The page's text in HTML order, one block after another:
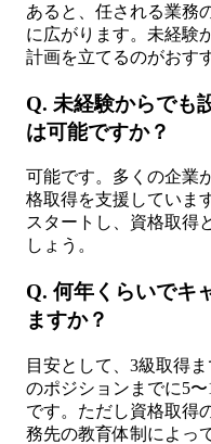
あると、任される業務
に広がります。未経験
計画を立てるのがおす
Q. 未経験からでも
は可能ですか？
可能です。多くの企業
格取得を支援していま
スタートし、資格取得
しょう。
Q. 何年くらいでキ
ますか？
目安として、3級取得
のポジションまでに5
です。ただし資格取得
務先の教育体制によっ